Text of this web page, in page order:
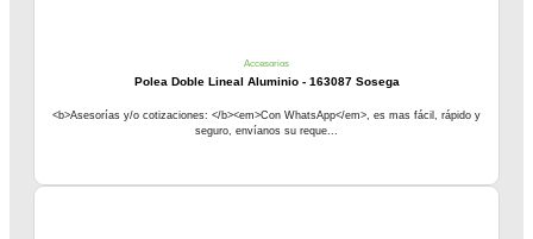
Accesorios
Polea Doble Lineal Aluminio - 163087 Sosega
<b>Asesorías y/o cotizaciones: </b><em>Con WhatsApp</em>, es mas fácil, rápido y
seguro, envíanos su reque...